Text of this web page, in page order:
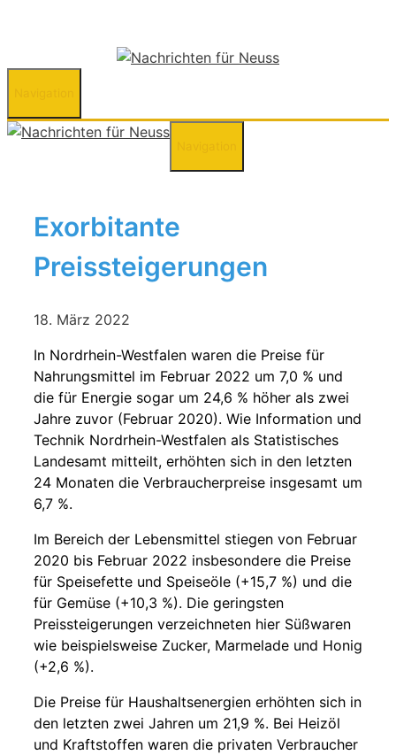
Exorbitante
Preissteigerungen
18. März 2022
In Nordrhein-Westfalen waren die Preise für
Nahrungsmittel im Februar 2022 um 7,0 % und
die für Energie sogar um 24,6 % höher als zwei
Jahre zuvor (Februar 2020). Wie Information und
Technik Nordrhein-Westfalen als Statistisches
Landesamt mitteilt, erhöhten sich in den letzten
24 Monaten die Verbraucherpreise insgesamt um
6,7 %.
Im Bereich der Lebensmittel stiegen von Februar
2020 bis Februar 2022 insbesondere die Preise
für Speisefette und Speiseöle (+15,7 %) und die
für Gemüse (+10,3 %). Die geringsten
Preissteigerungen verzeichneten hier Süßwaren
wie beispielsweise Zucker, Marmelade und Honig
(+2,6 %).
Die Preise für Haushaltsenergien erhöhten sich in
den letzten zwei Jahren um 21,9 %. Bei Heizöl
und Kraftstoffen waren die privaten Verbraucher